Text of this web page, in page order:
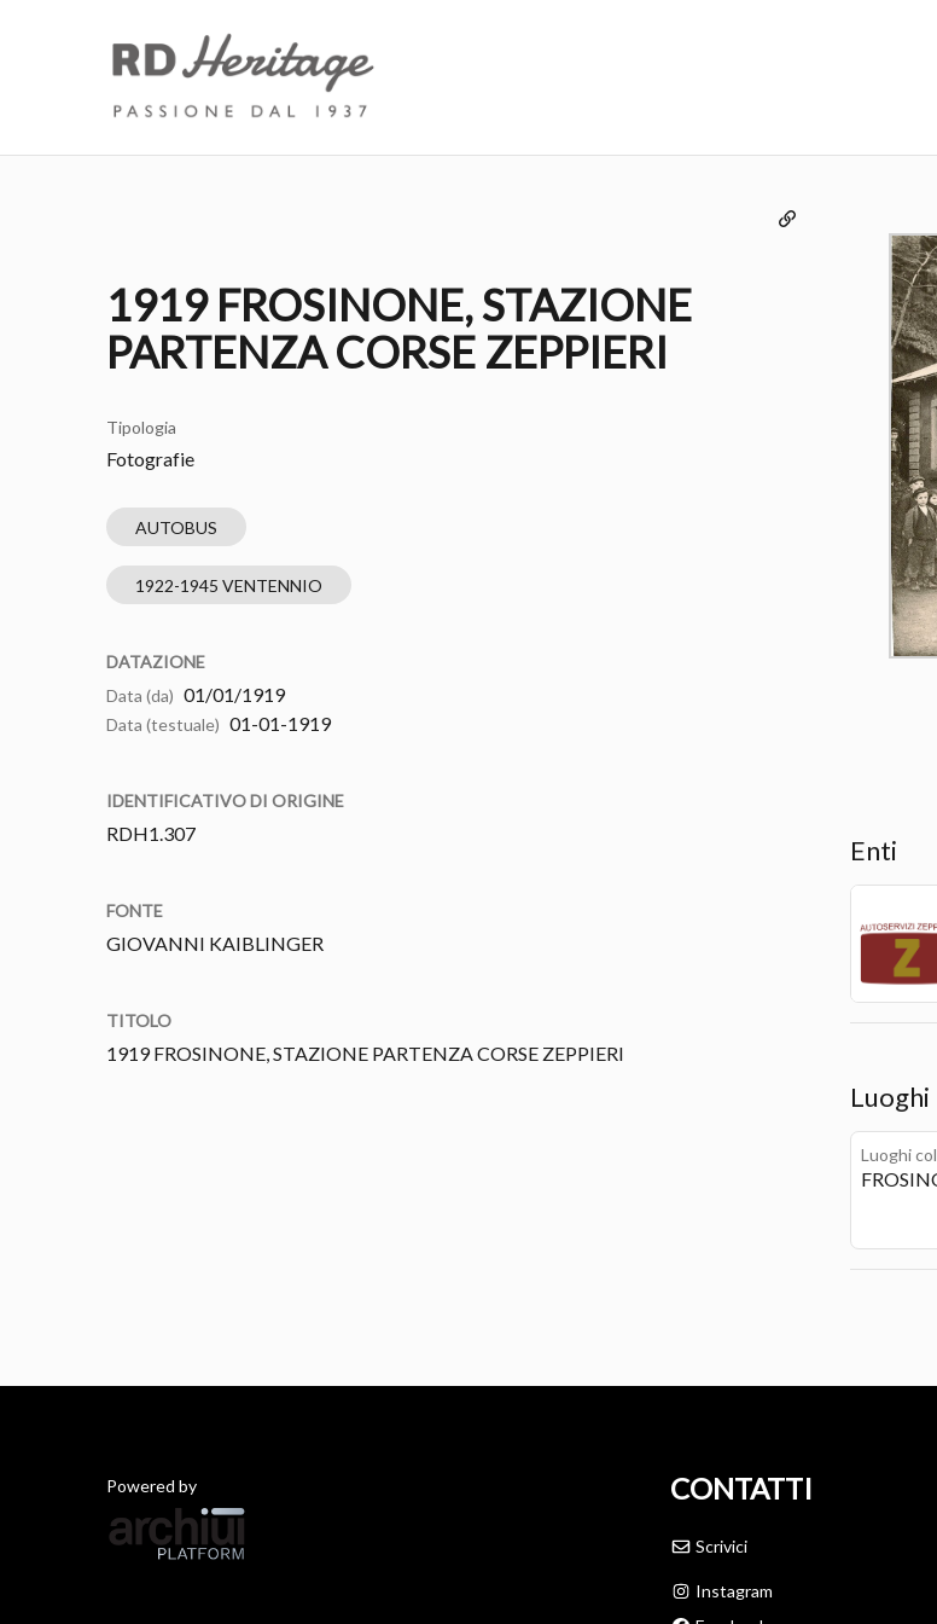
Copia il permalink
1919 FROSINONE, STAZIONE
PARTENZA CORSE ZEPPIERI
Tipologia
Fotografie
AUTOBUS
1922-1945 VENTENNIO
DATAZIONE
Data (da) 01/01/1919
Data (testuale) 01-01-1919
IDENTIFICATIVO DI ORIGINE
RDH1.307
FONTE
GIOVANNI KAIBLINGER
TITOLO
1919 FROSINONE, STAZIONE PARTENZA CORSE ZEPPIERI
Enti
Luoghi
Luoghi
CONTATTI
Scrivici
Instagram
Powered by
Archiui